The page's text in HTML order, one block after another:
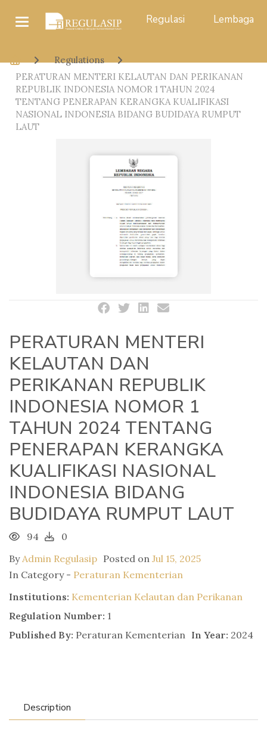
Regulasi Lembaga
Regulations
PERATURAN MENTERI KELAUTAN DAN PERIKANAN
REPUBLIK INDONESIA NOMOR 1 TAHUN 2024
TENTANG PENERAPAN KERANGKA KUALIFIKASI
NASIONAL INDONESIA BIDANG BUDIDAYA RUMPUT
LAUT
PERATURAN MENTERI
KELAUTAN DAN
PERIKANAN REPUBLIK
INDONESIA NOMOR 1
TAHUN 2024 TENTANG
PENERAPAN KERANGKA
KUALIFIKASI NASIONAL
INDONESIA BIDANG
BUDIDAYA RUMPUT LAUT
94
0
ByAdmin Regulasip Posted on Jul 15, 2025
In Category - Peraturan Kementerian
Institutions: Kementerian Kelautan dan Perikanan
Regulation Number: 1
Published By: Peraturan Kementerian In Year: 2024
Description